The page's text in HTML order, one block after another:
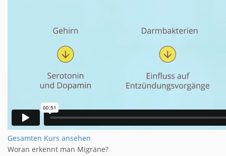
Gesamten Kurs ansehen
Woran erkennt man Migräne?